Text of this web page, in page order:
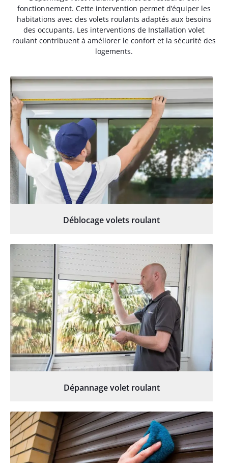
fonctionnement. Cette intervention permet d’équiper les
habitations avec des volets roulants adaptés aux besoins
des occupants. Les interventions de Installation volet
roulant contribuent à améliorer le confort et la sécurité des
logements.
Déblocage volets roulant
Dépannage volet roulant